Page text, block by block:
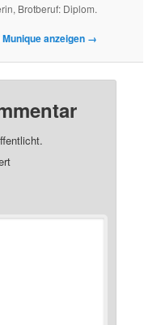
Brotberuf: Diplom.
anzeigen →